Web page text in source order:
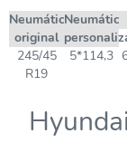
Neumático
original
Neumático
245/45
R19
5*114,3